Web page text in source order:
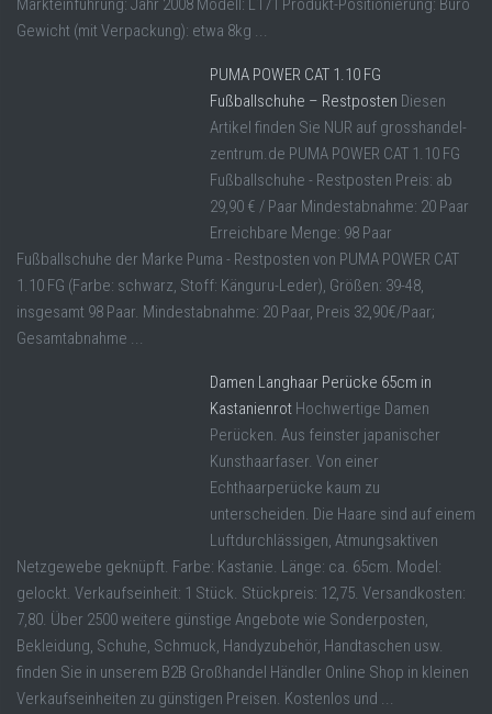
Markteinführung: Jahr 2008 Modell: L171 Produkt-Positionierung: Büro
Gewicht (mit Verpackung): etwa 8kg ...
PUMA POWER CAT 1.10 FG
Fußballschuhe – Restposten Diesen
Artikel finden Sie NUR auf grosshandel-
zentrum.de PUMA POWER CAT 1.10 FG
Fußballschuhe - Restposten Preis: ab
29,90 € / Paar Mindestabnahme: 20 Paar
Erreichbare Menge: 98 Paar
Fußballschuhe der Marke Puma - Restposten von PUMA POWER CAT
1.10 FG (Farbe: schwarz, Stoff: Känguru-Leder), Größen: 39-48,
insgesamt 98 Paar. Mindestabnahme: 20 Paar, Preis 32,90€/Paar;
Gesamtabnahme ...
Damen Langhaar Perücke 65cm in
Kastanienrot Hochwertige Damen
Perücken. Aus feinster japanischer
Kunsthaarfaser. Von einer
Echthaarperücke kaum zu
unterscheiden. Die Haare sind auf einem
Luftdurchlässigen, Atmungsaktiven
Netzgewebe geknüpft. Farbe: Kastanie. Länge: ca. 65cm. Model:
gelockt. Verkaufseinheit: 1 Stück. Stückpreis: 12,75. Versandkosten:
7,80. Über 2500 weitere günstige Angebote wie Sonderposten,
Bekleidung, Schuhe, Schmuck, Handyzubehör, Handtaschen usw.
finden Sie in unserem B2B Großhandel Händler Online Shop in kleinen
Verkaufseinheiten zu günstigen Preisen. Kostenlos und ...